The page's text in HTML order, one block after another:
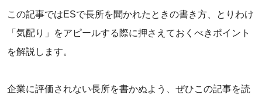
この記事ではESで長所を聞かれたときの書き方、とりわけ
「気配り」をアピールする際に押さえておくべきポイント
を解説します。
企業に評価されない長所を書かぬよう、ぜひこの記事を読